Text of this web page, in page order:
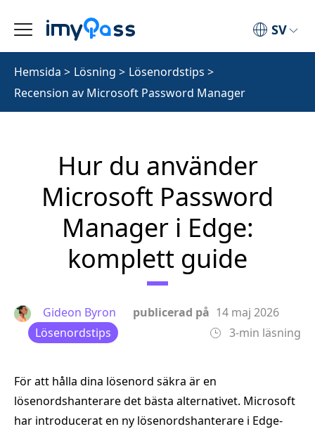
SV
Hemsida > Lösning > Lösenordstips >
Recension av Microsoft Password Manager
Hur du använder
Microsoft Password
Manager i Edge:
komplett guide
Gideon Byron publicerad på 14 maj 2026
Lösenordstips
3-min läsning
För att hålla dina lösenord säkra är en
lösenordshanterare det bästa alternativet. Microsoft
har introducerat en ny lösenordshanterare i Edge-